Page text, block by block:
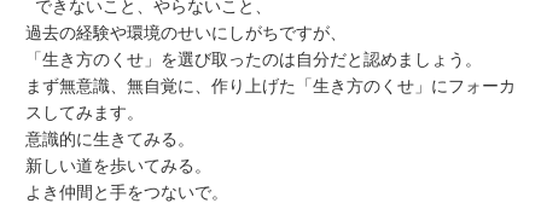
できないこと、やらないこと、
過去の経験や環境のせいにしがちですが、
「生き方のくせ」を選び取ったのは自分だと認めましょう。
まず無意識、無自覚に、作り上げた「生き方のくせ」にフォーカ
スしてみます。
意識的に生きてみる。
新しい道を歩いてみる。
よき仲間と手をつないで。